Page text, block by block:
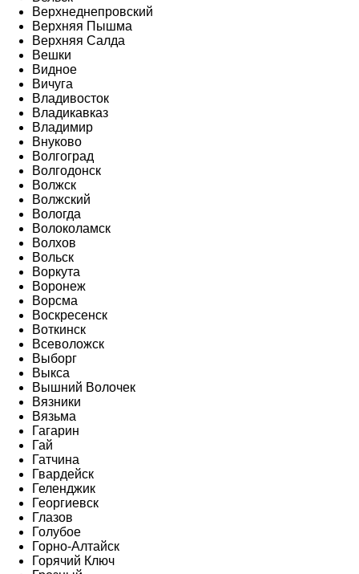
Верхнеднепровский
Верхняя Пышма
Верхняя Салда
Вешки
Видное
Вичуга
Владивосток
Владикавказ
Владимир
Внуково
Волгоград
Волгодонск
Волжск
Волжский
Вологда
Волоколамск
Волхов
Вольск
Воркута
Воронеж
Ворсма
Воскресенск
Воткинск
Всеволожск
Выборг
Выкса
Вышний Волочек
Вязники
Вязьма
Гагарин
Гай
Гатчина
Гвардейск
Геленджик
Георгиевск
Глазов
Голубое
Горно-Алтайск
Горячий Ключ